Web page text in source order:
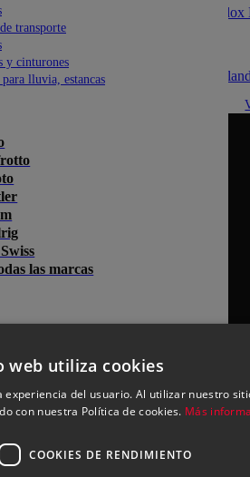
transporte
y cinturones
para lluvia, estancas
las marcas
para vídeo
panorámicas
web utiliza cookies
del usuario. Al utilizar nuestro
con nuestra Política de cookies. Más
COOKIES DE RENDIMIENTO